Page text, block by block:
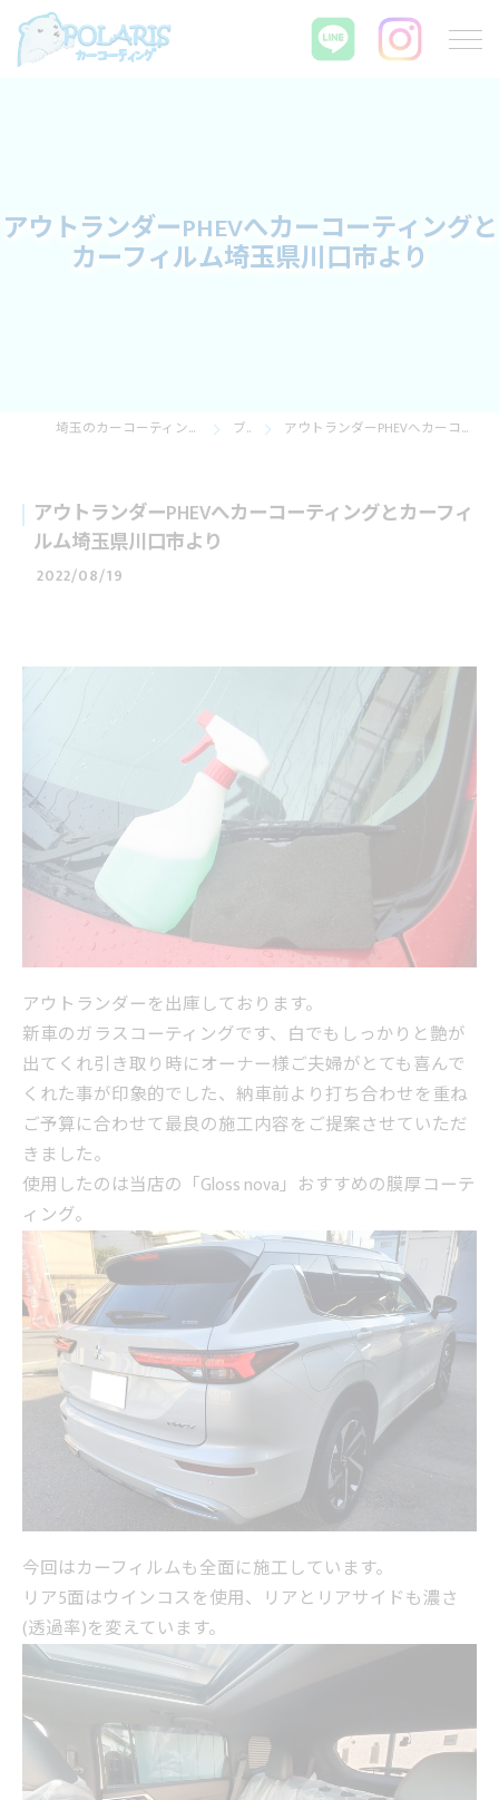
アウトランダーPHEVへカーコーティングと
カーフィルム埼玉県川口市より
埼玉のカーコーティングならPOLARIS カーコーティング ブログ アウトランダーPHEVへカーコーティングとカーフィルム埼玉県川口市より
アウトランダーPHEVへカーコーティングとカーフィ
ルム埼玉県川口市より
2022/08/19
アウトランダーを出庫しております。
新車のガラスコーティングです、白でもしっかりと艶が
出てくれ引き取り時にオーナー様ご夫婦がとても喜んで
くれた事が印象的でした、納車前より打ち合わせを重ね
ご予算に合わせて最良の施工内容をご提案させていただ
きました。
使用したのは当店の「Gloss nova」おすすめの膜厚コーテ
ィング。
今回はカーフィルムも全面に施工しています。
リア5面はウインコスを使用、リアとリアサイドも濃さ
(透過率)を変えています。